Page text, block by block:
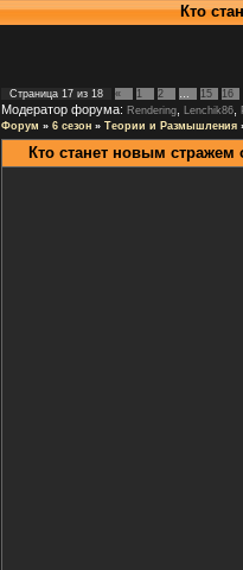
Кто
Страница 17 из 18 « 1 2 15 16
Модератор форума: Rendering Lenchik86
Форум » 6 сезон » Теории и Размышления
Кто станет новым стражем